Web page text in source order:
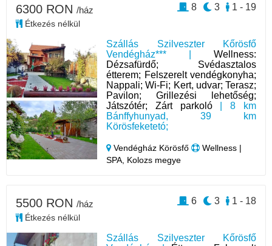
Szállás Szilveszter Kőrösfő
Vendégház*** | Wellness:
Dézsafürdő; Svédasztalos
étterem; Felszerelt vendégkonyha;
Nappali; Wi-Fi; Kert, udvar; Terasz;
Pavilon; Grillezési lehetőség;
Játszótér; Zárt parkoló| 8 km
Bánffyhunyad, 39 km
Körösfeketetó;
Vendégház Körösfő
Wellness |
SPA, Kolozs megye
6300 RON /ház
Étkezés nélkül
1 - 19
3
8
Szállás Szilveszter Kőrösfő
5500 RON /ház
Étkezés nélkül
1 - 18
3
6